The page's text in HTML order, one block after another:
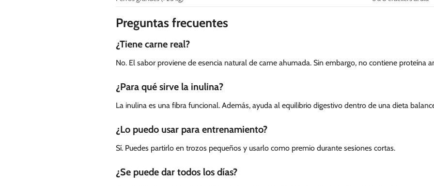
Preguntas frecuentes
¿Tiene carne real?
No. El sabor proviene de esencia natural de carne ahumada. Sin embargo, no contiene proteína
¿Para qué sirve la inulina?
La inulina es una fibra funcional. Además, ayuda al equilibrio digestivo dentro de una dieta
¿Lo puedo usar para entrenamiento?
Sí. Puedes partirlo en trozos pequeños y usarlo como premio durante sesiones cortas.
¿Se puede dar todos los días?